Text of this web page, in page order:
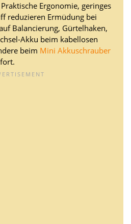
Ergonomie, geringes
reduzieren Ermüdung bei
Balancierung, Gürtelhaken,
Akku beim kabellosen
beim Mini Akkuschrauber